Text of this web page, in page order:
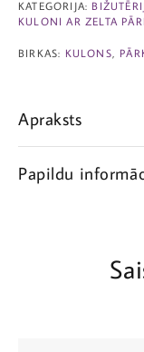
KATEGORIJA:
KULONI AR ZELTA
BIRKAS: KULONS
Apraksts
Papildu